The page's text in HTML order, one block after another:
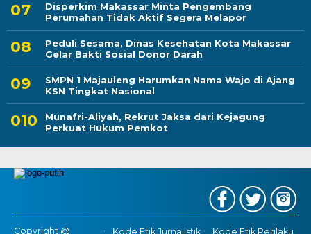
Disperkim Makassar Minta Pengembang
Perumahan Tidak Aktif Segera Melapor
Peduli Sesama, Dinas Kesehatan Kota Makassar
Gelar Bakti Sosial Donor Darah
SMPN 1 Majauleng Harumkan Nama Wajo di Ajang
KSN Tingkat Nasional
Munafri-Aliyah, Rekrut Jaksa dari Kejagung
Perkuat Hukum Pemkot
Copyright @ Kode Etik Jurnalistik Kode Etik Perilaku